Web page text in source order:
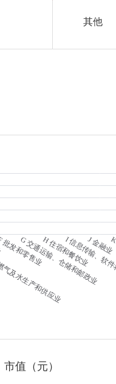
其他
市值（元）